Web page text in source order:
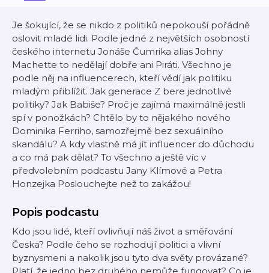
Je šokující, že se nikdo z politiků nepokouší pořádně
oslovit mladé lidi. Podle jedné z největších osobností
českého internetu Jonáše Čumrika alias Johny
Machette to nedělají dobře ani Piráti. Všechno je
podle něj na influencerech, kteří vědí jak politiku
mladým přiblížit. Jak generace Z bere jednotlivé
politiky? Jak Babiše? Proč je zajímá maximálně jestli
spí v ponožkách? Chtělo by to nějakého nového
Dominika Ferriho, samozřejmě bez sexuálního
skandálu? A kdy vlastně má jít influencer do důchodu
a co má pak dělat? To všechno a ještě víc v
předvolebním podcastu Jany Klímové a Petra
Honzejka Poslouchejte než to zakážou!
Popis podcastu
Kdo jsou lidé, kteří ovlivňují náš život a směřování
Česka? Podle čeho se rozhodují politici a vlivní
byznysmeni a nakolik jsou tyto dva světy provázané?